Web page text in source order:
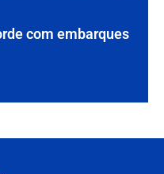
com embarques